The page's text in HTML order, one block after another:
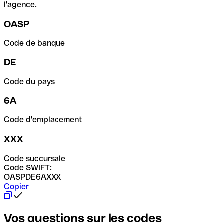
l'agence.
OASP
Code de banque
DE
Code du pays
6A
Code d'emplacement
XXX
Code succursale
Code SWIFT:
OASPDE6AXXX
Copier
Vos questions sur les codes